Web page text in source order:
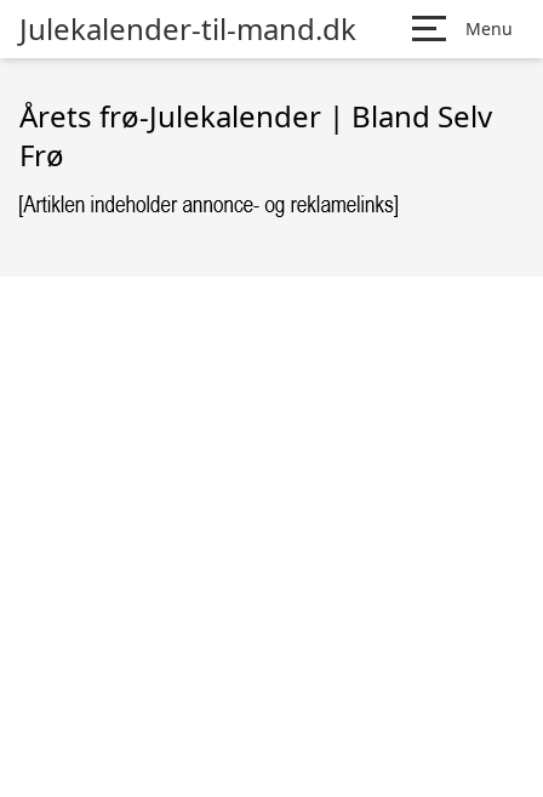
Julekalender-til-mand.dk Menu
Årets frø-Julekalender | Bland Selv
Frø